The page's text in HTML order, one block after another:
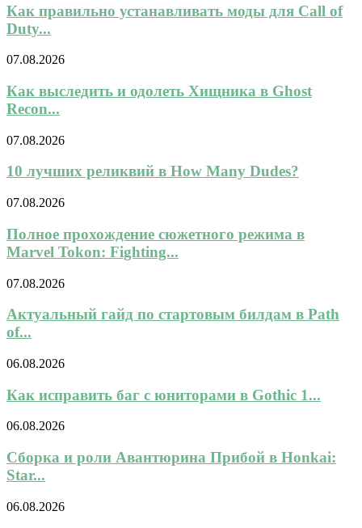
Как правильно устанавливать моды для Call of
Duty...
07.08.2026
Как выследить и одолеть Хищника в Ghost
Recon...
07.08.2026
10 лучших реликвий в How Many Dudes?
07.08.2026
Полное прохождение сюжетного режима в
Marvel Tokon: Fighting...
07.08.2026
Актуальный гайд по стартовым билдам в Path
of...
06.08.2026
Как исправить баг с юниторами в Gothic 1...
06.08.2026
Сборка и роли Авантюрина Прибой в Honkai:
Star...
06.08.2026